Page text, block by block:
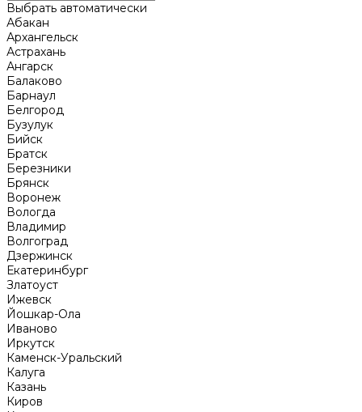
Выбрать автоматически
Абакан
Архангельск
Астрахань
Ангарск
Балаково
Барнаул
Белгород
Бузулук
Бийск
Братск
Березники
Брянск
Воронеж
Вологда
Владимир
Волгоград
Дзержинск
Екатеринбург
Златоуст
Ижевск
Йошкар-Ола
Иваново
Иркутск
Каменск-Уральский
Калуга
Казань
Киров